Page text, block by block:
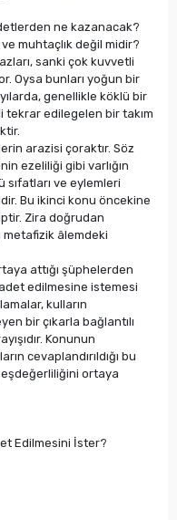
ne kazanacak?
muhtaçlık değil midir?
sanki çok kuvvetli
Oysa bunları yoğun bir
genellikle köklü bir
tekrar edilegelen bir takım
arazisi çoraktır. Söz
ezeliliği gibi varlığın
ve eylemleri
Bu ikinci konu öncekine
Zira doğrudan
metafizik âlemdeki
attığı şüphelerden
edilmesine istemesi
kulların
bir çıkarla bağlantılı
Konunun
cevaplandırıldığı bu
ortaya
Edilmesini İster?